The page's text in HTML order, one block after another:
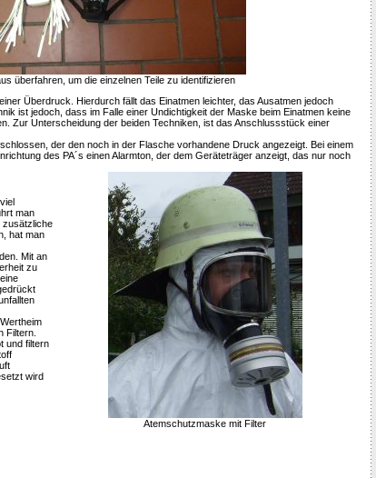
überfahren, um die einzelnen Teile zu identifizieren
Überdruck. Hierdurch fällt das Einatmen leichter, das Ausatmen jedoch
ist jedoch, dass im Falle einer Undichtigkeit der Maske beim Einatmen keine
Zur Unterscheidung der beiden Techniken, ist das Anschlussstück einer
der den noch in der Flasche vorhandene Druck angezeigt. Bei einem
des PA´s einen Alarmton, der dem Geräteträger anzeigt, das nur noch
man
zusätzliche
hat man
Mit an
zu
Filtern.
und filtern
wird
Atemschutzmaske mit Filter